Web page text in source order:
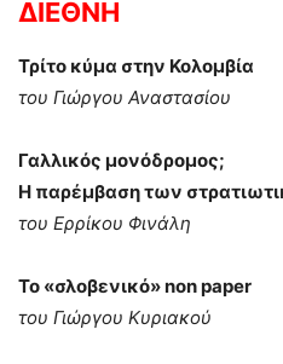
ΔΙΕΘΝΗ
Τρίτο κύμα στην Κολομβία
του Γιώργου Αναστασίου
Γαλλικός μονόδρομος;
Η παρέμβαση των
του Ερρίκου Φινάλη
Το «σλοβενικό» non paper
του Γιώργου Κυριακού